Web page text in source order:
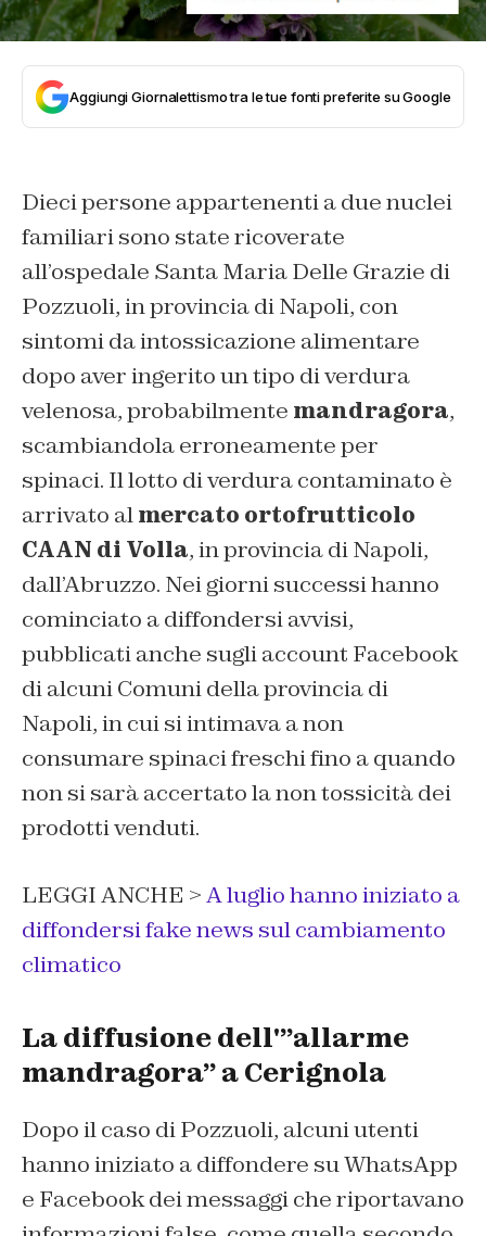
Aggiungi Giornalettismo tra le tue fonti preferite su Google
Dieci persone appartenenti a due nuclei
familiari sono state ricoverate
all’ospedale Santa Maria Delle Grazie di
Pozzuoli, in provincia di Napoli, con
sintomi da intossicazione alimentare
dopo aver ingerito un tipo di verdura
velenosa, probabilmente mandragora,
scambiandola erroneamente per
spinaci. Il lotto di verdura contaminato è
arrivato almercato ortofrutticolo
CAAN di Volla, in provincia di Napoli,
dall’Abruzzo. Nei giorni successi hanno
cominciato a diffondersi avvisi,
pubblicati anche sugli account Facebook
di alcuni Comuni della provincia di
Napoli, in cui si intimava a non
consumare spinaci freschi fino a quando
non si sarà accertato la non tossicità dei
prodotti venduti.
LEGGI ANCHE >A luglio hanno iniziato a
diffondersi fake news sul cambiamento
climatico
La diffusione dell'”allarme
mandragora” a Cerignola
Dopo il caso di Pozzuoli, alcuni utenti
hanno iniziato a diffondere su WhatsApp
e Facebook dei messaggi che riportavano